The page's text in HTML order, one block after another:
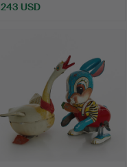
243 USD